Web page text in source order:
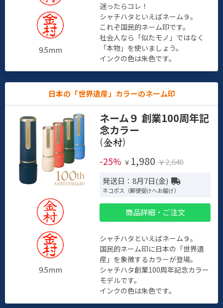
9.5mm
迷ったらコレ！
シャチハタといえばネーム９。
これぞ国民的ネーム印です。
社会人なら「似たモノ」ではなく
「本物」を使いましょう。
インクの色は朱色です。
日本の「世界遺産」カラーのネーム印
9.5mm
ネーム９ 創業100周年記
念カラー
(
)
-25% ￥ 1,980 ￥2,640
発送日：8月7日(金)
ネコポス（郵便受けへお届け）
商品詳細・ご注文
シャチハタといえばネーム９。
国民的ネーム印に日本の「世界遺
産」を象徴するカラーが登場。
シャチハタ創業100周年記念カラー
モデルです。
インクの色は朱色です。